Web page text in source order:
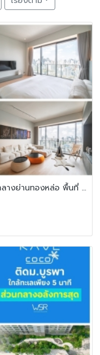
ขายคอนโด Tela Thonglor ใจกลางย่านทองหล่อ พื้นที่ 110 ตร.ม. 2 ห้อง